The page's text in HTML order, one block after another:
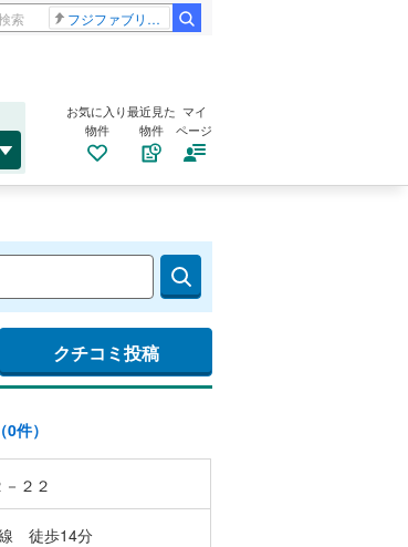
フジファブリック
お気に入り
物件
最近見た
物件
マイ
ページ
クチコミ投稿
件）
２２
徒歩14分